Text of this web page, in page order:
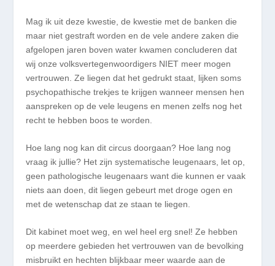
Mag ik uit deze kwestie, de kwestie met de banken die
maar niet gestraft worden en de vele andere zaken die
afgelopen jaren boven water kwamen concluderen dat
wij onze volksvertegenwoordigers NIET meer mogen
vertrouwen. Ze liegen dat het gedrukt staat, lijken soms
psychopathische trekjes te krijgen wanneer mensen hen
aanspreken op de vele leugens en menen zelfs nog het
recht te hebben boos te worden.
Hoe lang nog kan dit circus doorgaan? Hoe lang nog
vraag ik jullie? Het zijn systematische leugenaars, let op,
geen pathologische leugenaars want die kunnen er vaak
niets aan doen, dit liegen gebeurt met droge ogen en
met de wetenschap dat ze staan te liegen.
Dit kabinet moet weg, en wel heel erg snel! Ze hebben
op meerdere gebieden het vertrouwen van de bevolking
misbruikt en hechten blijkbaar meer waarde aan de